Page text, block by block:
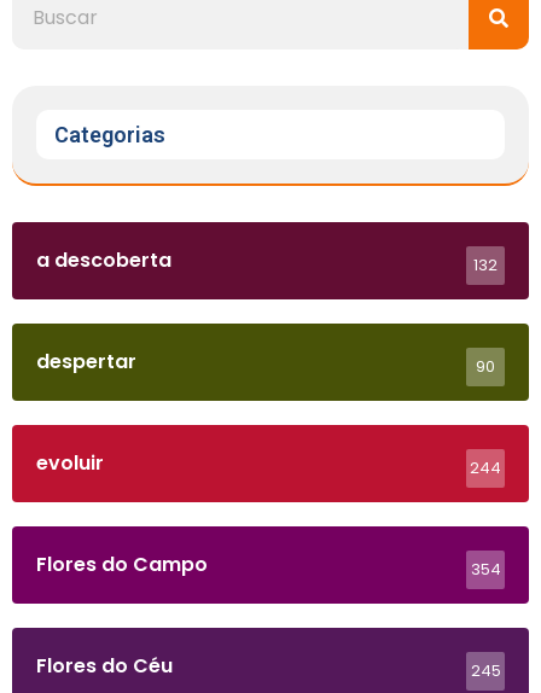
Categorias
a descoberta 132
despertar 90
evoluir 244
Flores do Campo 354
Flores do Céu 245